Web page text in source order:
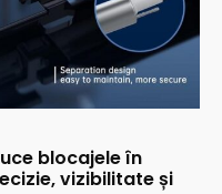
blocajele în
vizibilitate și